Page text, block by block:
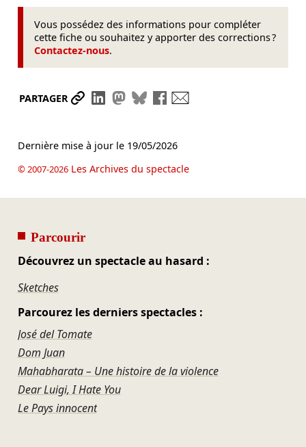
Vous possédez des informations pour compléter
cette fiche ou souhaitez y apporter des corrections ?
Contactez-nous.
PARTAGER Partager le lien
Partager sur LinkedIn
Partager sur Mastodon
Partager sur Bluesky
Partager sur Facebook
Dernière mise à jour le 19/05/2026
© 2007-2026Les Archives du spectacle
Parcourir
Découvrez un spectacle au hasard :
Sketches
Parcourez les derniers spectacles :
José del Tomate
Dom Juan
Mahabharata – Une histoire de la violence
Dear Luigi, I Hate You
Le Pays innocent